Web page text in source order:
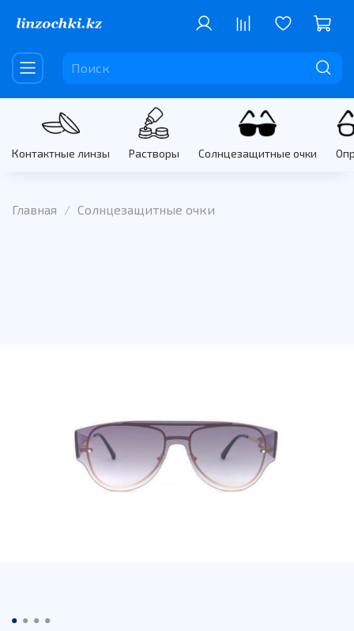
Контактные линзы Растворы Солнцезащитные очки
Главная Солнцезащитные очки